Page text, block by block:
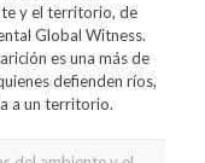
y el territorio, de
Global Witness.
es una más de
defienden ríos,
a un territorio.